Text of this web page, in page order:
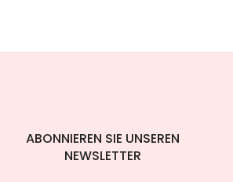
ABONNIEREN SIE UNSEREN
NEWSLETTER